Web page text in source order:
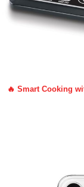
🔥 Smart Cooking